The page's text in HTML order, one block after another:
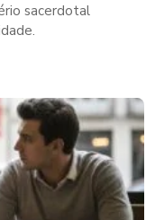
sacerdotal